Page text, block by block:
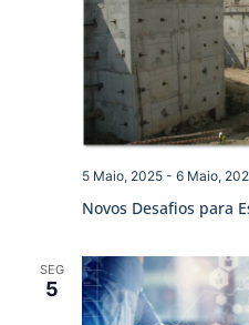
Novos Desafios para
5 Maio, 2025- 6 Maio,
SEG
5